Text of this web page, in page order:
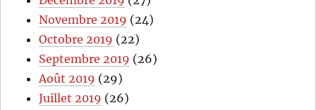
Novembre 2019 (24)
Octobre 2019 (22)
Septembre 2019 (26)
Août 2019 (29)
Juillet 2019 (26)